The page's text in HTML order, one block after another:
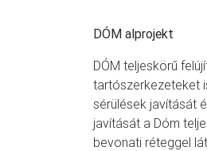
DÓM alprojekt
DÓM teljeskörű
tartószerkezeteket
sérülések javítását
javítását a Dóm
bevonati réteggel